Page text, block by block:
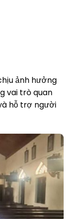
ảnh hưởng
vai trò quan
hỗ trợ người